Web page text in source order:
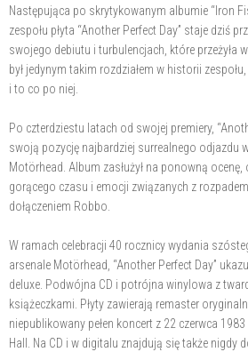
Następująca po skrytykowanym albumie “Iron
zespołu płyta “Another Perfect Day” staje dziś
swojego debiutu i turbulencjach, które przeżyła
był jedynym takim rozdziałem w historii
i to co po niej.
Po czterdziestu latach od swojej premiery,
swoją pozycję najbardziej surrealnego odjazdu
Motörhead. Album zasłużył na ponowną
gorącego czasu i emocji związanych z
dołączeniem Robbo.
W ramach celebracji 40 rocznicy wydania
arsenale Motörhead, “Another Perfect Day”
deluxe. Podwójna CD i potrójna winylowa z
książeczkami. Płyty zawierają remaster
niepublikowany pełen koncert z 22 czerwca
Hall. Na CD i w digitalu znajdują się także nigdy